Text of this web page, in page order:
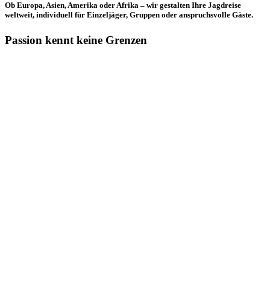
Ob Europa, Asien, Amerika oder Afrika – wir gestalten Ihre Jagdreise
weltweit, individuell für Einzeljäger, Gruppen oder anspruchsvolle Gäste.
Passion kennt keine Grenzen